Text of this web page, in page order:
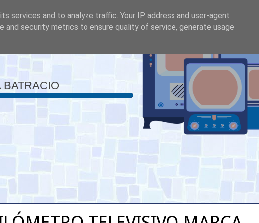
BATRACIO
services and to analyze traffic. Your IP address and user-agent
and security metrics to ensure quality of service, generate usage